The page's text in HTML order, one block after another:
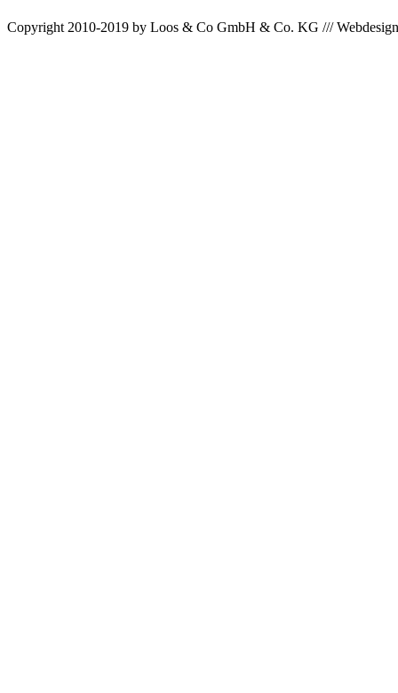
Copyright 2010-2019 by Loos & Co GmbH & Co. KG ///